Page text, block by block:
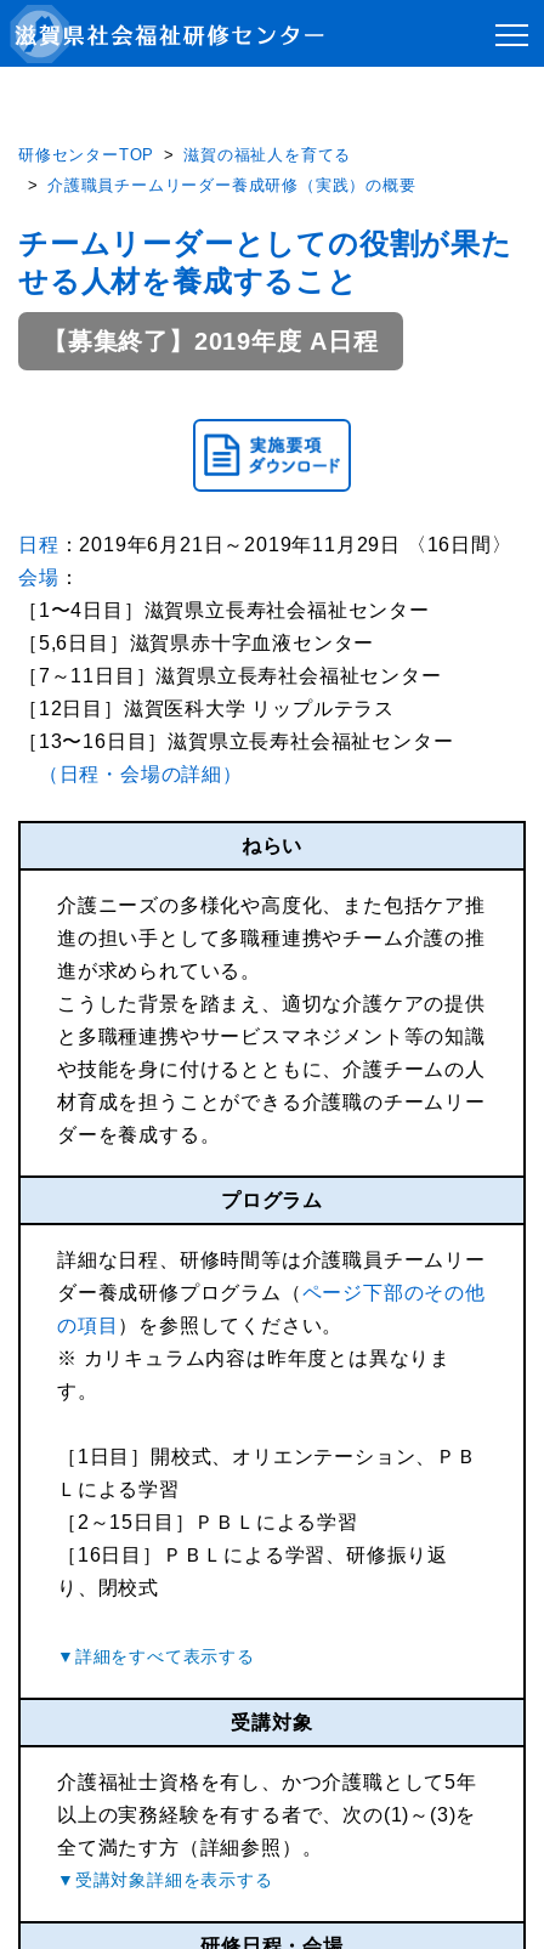
研修センターTOP
滋賀の福祉人を育てる
介護職員チームリーダー養成研修（実践）の概要
チームリーダーとしての役割が果た
せる人材を養成すること
【募集終了】2019年度 A日程
日程 ：2019年6月21日～2019年11月29日 〈16日間〉
会場 ：
［1〜4日目］滋賀県立長寿社会福祉センター
［5,6日目］滋賀県赤十字血液センター
［7～11日目］滋賀県立長寿社会福祉センター
［12日目］滋賀医科大学 リップルテラス
［13〜16日目］滋賀県立長寿社会福祉センター
（日程・会場の詳細）
ねらい
介護ニーズの多様化や高度化、また包括ケア推
進の担い手として多職種連携やチーム介護の推
進が求められている。
こうした背景を踏まえ、適切な介護ケアの提供
と多職種連携やサービスマネジメント等の知識
や技能を身に付けるとともに、介護チームの人
材育成を担うことができる介護職のチームリー
ダーを養成する。
プログラム
詳細な日程、研修時間等は介護職員チームリー
ダー養成研修プログラム（ページ下部のその他
の項目 ）を参照してください。
※ カリキュラム内容は昨年度とは異なりま
す。
［1日目］開校式、オリエンテーション、ＰＢ
Ｌによる学習
［2～15日目］ＰＢＬによる学習
［16日目］ＰＢＬによる学習、研修振り返
り、閉校式
受講対象
介護福祉士資格を有し、かつ介護職として5年
以上の実務経験を有する者で、次の(1)～(3)を
全て満たす方（詳細参照）。